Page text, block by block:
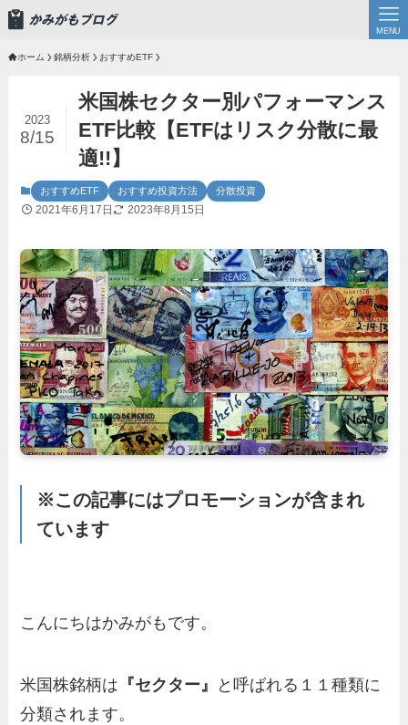
MENU
ホーム 銘柄分析 おすすめETF
米国株セクター別パフォーマンス
ETF比較【ETFはリスク分散に最
適!!】
2023
8/15
おすすめETF おすすめ投資方法 分散投資
2021年6月17日 2023年8月15日
※この記事にはプロモーションが含まれ
ています
こんにちはかみがもです。
米国株銘柄は 『セクター』
と呼ばれる１１種類に
分類されます。